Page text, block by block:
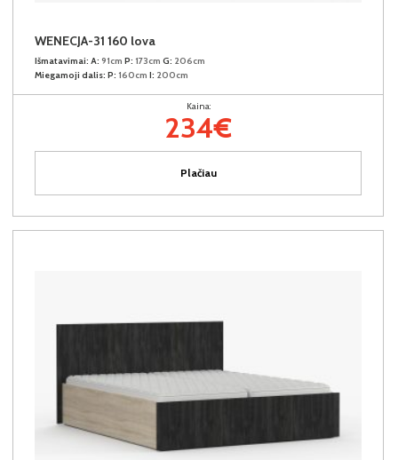
WENECJA-31 160 lova
Išmatavimai: A: 91cm P: 173cm G: 206cm
Miegamoji dalis: P: 160cm I: 200cm
Kaina:
234€
Plačiau